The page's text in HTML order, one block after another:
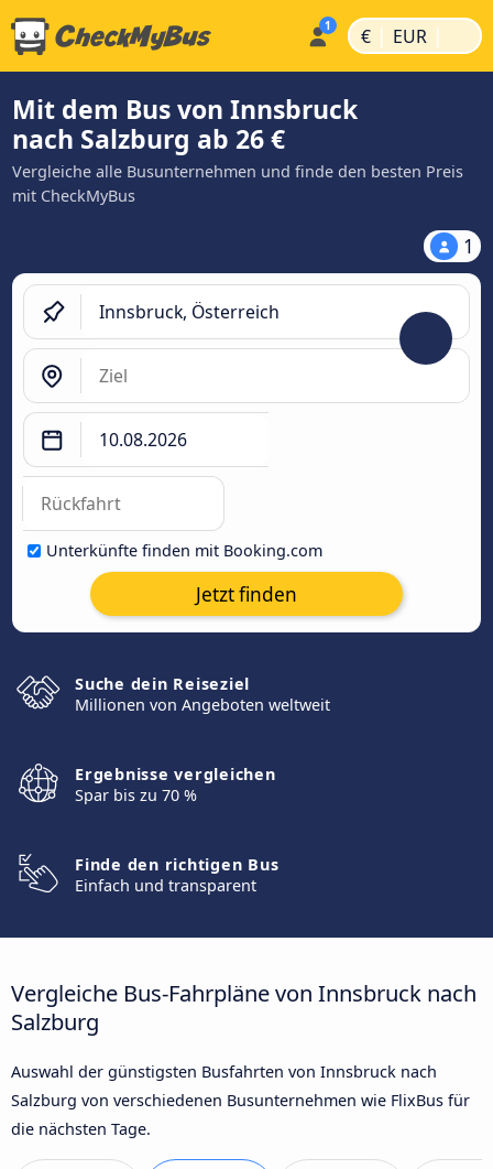
€ | EUR |
Mit dem Bus von Innsbruck
nach Salzburg ab 26 €
Vergleiche alle Busunternehmen und finde den besten Preis
mit CheckMyBus
1
Unterkünfte finden mit Booking.com
Jetzt finden
Suche dein Reiseziel
Millionen von Angeboten weltweit
Ergebnisse vergleichen
Spar bis zu 70 %
Finde den richtigen Bus
Einfach und transparent
Vergleiche Bus-Fahrpläne von Innsbruck nach
Salzburg
Auswahl der günstigsten Busfahrten von Innsbruck nach
Salzburg von verschiedenen Busunternehmen wie FlixBus für
die nächsten Tage.